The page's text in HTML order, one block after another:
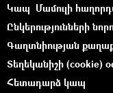
Կապ Մամուլի
Ընկերությունների
Գաղտնիության
Տեղեկանիշի (cookie)
Հետադարձ կապ